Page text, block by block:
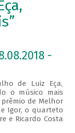
-
de Luiz Eça,
o músico mais
de Melhor
Igor, o quarteto
e Ricardo Costa